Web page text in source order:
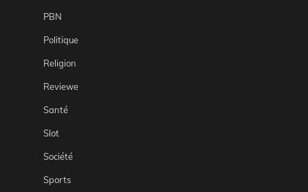
PBN
Politique
Religion
Reviewe
Santé
Slot
Société
Sports